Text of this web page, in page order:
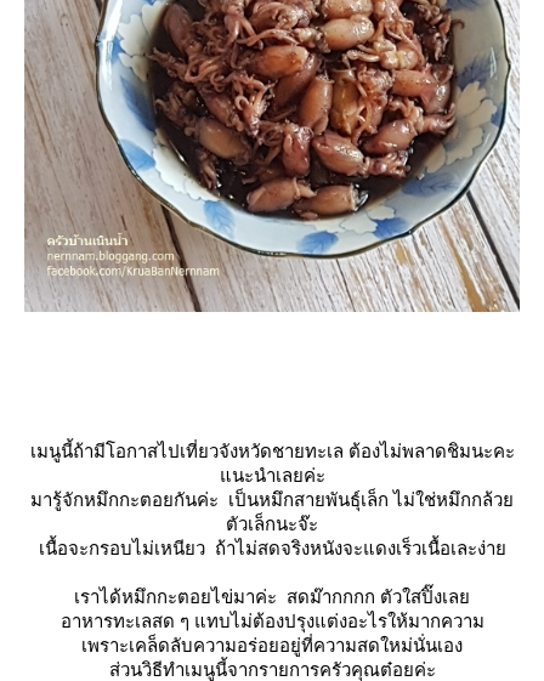
เมนูนี้ถ้ามีโอกาสไปเที่ยวจังหวัดชายทะเล ต้องไม่พลาดชิมนะคะ
นะนำเลยค่ะ
มารู้จักหมึกกะตอยกันค่ะ เป็นหมึกสายพันธุ์เล็ก ไม่ใช่หมึกกล้ว
ตัวเล็กนะจ๊ะ
เนื้อจะกรอบไม่เหนียว ถ้าไม่สดจริงหนังจะแดงเร็วเนื้อเละง่า
เราได้หมึกกะตอยไข่มาค่ะ สดม๊ากกกก ตัวใสปิ๊งเล
อาหารทะเลสด ๆ แทบไม่ต้องปรุงแต่งอะไรให้มากความ
เพราะเคล็ดลับความอร่อยอยู่ที่ความสดใหม่นั่นเอง
ส่วนวิธีทำเมนูนี้จากรายการครัวคุณต๋อยค่ะ